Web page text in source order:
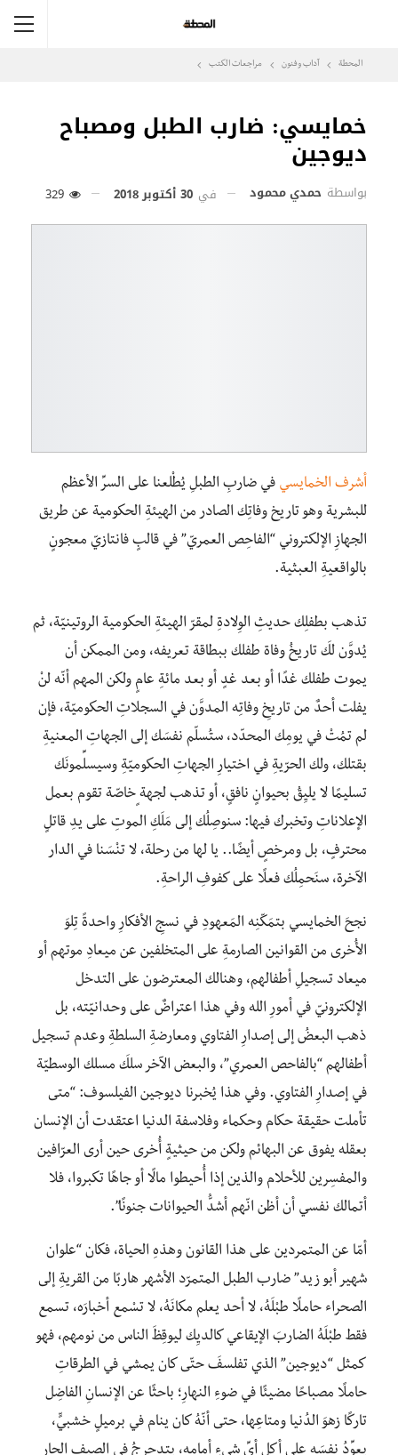
المحطة آداب وفنون مراجعات الكتب
خمايسي: ضارب الطبل ومصباح
ديوجين
بواسطة حمدي محمود في 30 أكتوبر 2018
أشرف الخمايسي في ضاربِ الطبلِ يُطْلعنا على السرِّ الأعظم
للبشرية وهو تاريخ وفاتِك الصادر من الهيئةِ الحكومية عن طريق
الجهازِ الإلكتروني “الفاحِص العمريّ” في قالبٍ فانتازيّ معجونٍ
بالواقعيةِ العبثية.
تذهب بطفلِك حديثِ الوِلادةِ لمقرّ الهيئةِ الحكومية الروتينيّة، ثم
يُدوَّن لكَ تاريخُ وفاة طفلك ببطاقة تعريفه، ومن الممكن أن
يموت طفلك غدًا أو بعد غدٍ أو بعد مائةِ عامٍ ولكن المهم أنّه لنْ
يفلت أحدٌ من تاريخِ وفاتِه المدوَّن في السجلاتِ الحكوميّة، فإن
لم تمُتْ في يومِك المحدّد، ستُسلّم نفسَك إلى الجهاتِ المعنيةِ
بقتلك، ولك الحرّيةِ في اختيارِ الجهاتِ الحكوميّةِ وسيسلِّمونَك
تسليمًا لا يليِقُ بحيوانٍ نافقٍ، أو تذهب لجهة ٍخاصّة تقوم بعمل
الإعلاناتِ وتخبرك فيها: سنوصِلُك إلى مَلَكِ الموتِ على يدِ قاتلٍ
محترفٍ، بل ومرخصٍ أيضًا.. يا لها من رحلة، لا تنْسَنا في الدار
الآخرة، سنَحمِلُك فعلًا على كفوفِ الراحةِ.
نجحَ الخمايسي بتمَكّنِه المَعهودِ في نسجِ الأفكارِ واحدةً تِلوَ
الأُخرى من القوانين الصارمةِ على المتخلفين عن ميعادِ موتهم أو
ميعاد تسجيلِ أطفالهم، وهنالك المعترضون على التدخل
الإلكترونيّ في أمورِ الله وفي هذا اعتراضٌ على وحدانيّته، بل
ذهب البعضُ إلى إصدارِ الفتاوي ومعارضةِ السلطةِ وعدم تسجيل
أطفالهم “بالفاحص العمري”، والبعض الآخر سلكَ مسلك الوسطيّة
في إصدارِ الفتاوي. وفي هذا يُخبرنا ديوجين الفيلسوف: “متى
تأملت حقيقة حكام وحكماء وفلاسفة الدنيا اعتقدت أن الإنسان
بعقله يفوق عن البهائم ولكن من حيثيةٍ أُخرى حين أرى العرّافين
والمفسِرين للأحلام والذين إذا أُحيطوا مالًا أو جاهًا تكبروا، فلا
أتمالك نفسي أن أظن انّهم أشدُّ الحيوانات جنونًا”.
أمّا عن المتمردين على هذا القانون وهذهِ الحياة، فكان “علوان
شهير أبو زيد” ضارب الطبل المتمرّد الأشهر هاربًا من القريةِ إلى
الصحراء حاملًا طبْلَهُ، لا أحد يعلم مكانَهُ، لا تسْمع أخبارَه، تسمع
فقط طبْلَهُ الضاربَ الإيقاعي كالديِك ليوقِظَ الناس من نومهم، فهو
كمثل “ديوجين” الذي تفلسفَ حتّى كان يمشي في الطرقاتِ
حاملًا مصباحًا مضيئًا في ضوءِ النهارِ؛ باحثًا عن الإنسانِ الفاضِل
تاركًا زهوَ الدُنيا ومتاعِها، حتى أنّهُ كان ينام في برميلٍ خشبيٍّ،
يعوِّدُ نفسَه على أكلِ أيِّ شيءٍ أمامه، يتدحرجُ في الصيفِ الحارِ